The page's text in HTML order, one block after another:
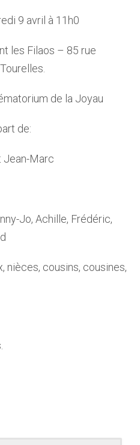
9 avril à 11h0
les Filaos – 85 rue
de la Joyau
de:
Jean-Marc
Jo, Achille, Frédéric,
nièces, cousins, cousines,